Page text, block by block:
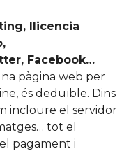
, llicencia
Facebook…
pàgina web per
és deduïble. Dins
incloure el servidor
tot el
pagament i